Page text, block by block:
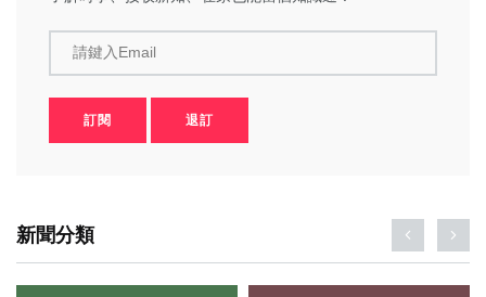
請鍵入Email
訂閱 退訂
新聞分類